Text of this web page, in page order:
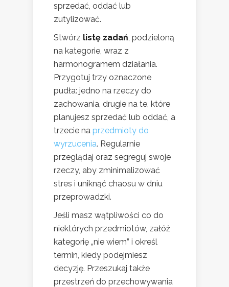
sprzedać, oddać lub
zutylizować.
Stwórz listę zadań, podzieloną
na kategorie, wraz z
harmonogramem działania.
Przygotuj trzy oznaczone
pudła: jedno na rzeczy do
zachowania, drugie na te, które
planujesz sprzedać lub oddać, a
trzecie na przedmioty do
wyrzucenia. Regularnie
przeglądaj oraz segreguj swoje
rzeczy, aby zminimalizować
stres i uniknąć chaosu w dniu
przeprowadzki.
Jeśli masz wątpliwości co do
niektórych przedmiotów, załóż
kategorię „nie wiem” i określ
termin, kiedy podejmiesz
decyzję. Przeszukaj także
przestrzeń do przechowywania